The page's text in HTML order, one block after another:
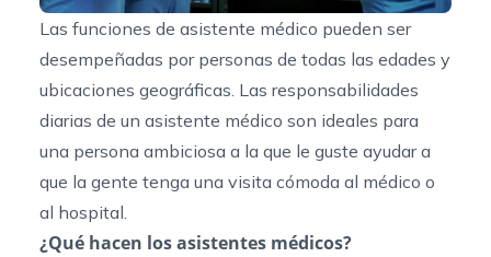
Las funciones de asistente médico pueden ser
desempeñadas por personas de todas las edades y
ubicaciones geográficas. Las responsabilidades
diarias de un asistente médico son ideales para
una persona ambiciosa a la que le guste ayudar a
que la gente tenga una visita cómoda al médico o
al hospital.
¿Qué hacen los asistentes médicos?